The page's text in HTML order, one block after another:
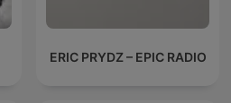
ERIC PRYDZ – EPIC RADIO